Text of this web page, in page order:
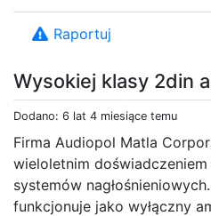
Wysokiej klasy 2din
Dodano: 6 lat 4 miesiące temu
Firma Audiopol Matla
wieloletnim
systemów
funkcjonuje jako wyłączny
Raportuj